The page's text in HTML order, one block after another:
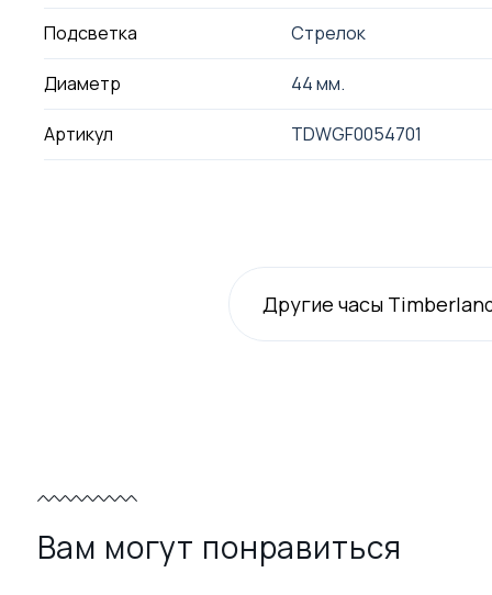
Подсветка Стрелок
Диаметр 44 мм.
Артикул TDWGF0054701
Другие часы
Вам могут понравиться